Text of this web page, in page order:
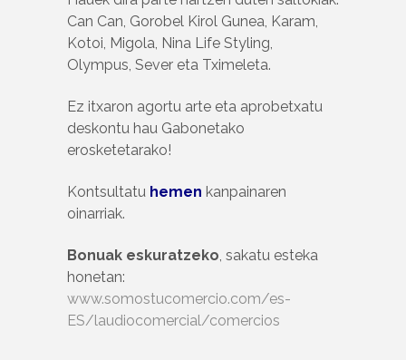
Can Can, Gorobel Kirol Gunea, Karam,
Kotoi, Migola, Nina Life Styling,
Olympus, Sever eta Tximeleta.
Ez itxaron agortu arte eta aprobetxatu
deskontu hau Gabonetako
erosketetarako!
Kontsultatu hemen kanpainaren
oinarriak.
Bonuak eskuratzeko, sakatu esteka
honetan:
www.somostucomercio.com/es-
ES/laudiocomercial/comercios